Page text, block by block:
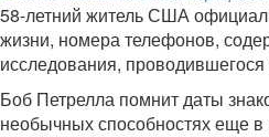
58-летний житель США
жизни, номера телефонов,
исследования,
Боб Петрелла помнит даты
необычных способностях еще в